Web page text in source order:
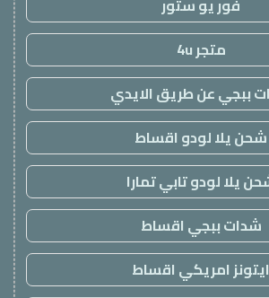
متجر 4u
ببجي عن طريق الايدي
شحن يلا لودو اقساط
يلا لودو تابي تمارا
شدات ببجي اقساط
ايتونز امريكي اقساط